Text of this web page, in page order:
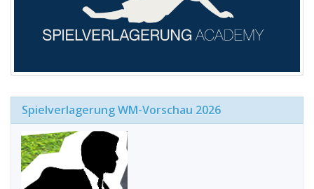
Spielverlagerung WM-Vorschau 2026